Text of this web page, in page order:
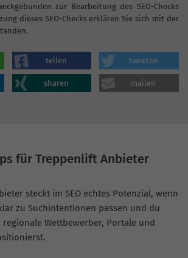
zur Bearbeitung des SEO-Checks
dieses SEO-Checks erklären Sie sich mit der
teilen tweeten
sharen mailen
für Treppenlift Anbieter
steckt im SEO echtes Potenzial, wenn
zu Suchintentionen passen und du
regionale Wettbewerber, Portale und